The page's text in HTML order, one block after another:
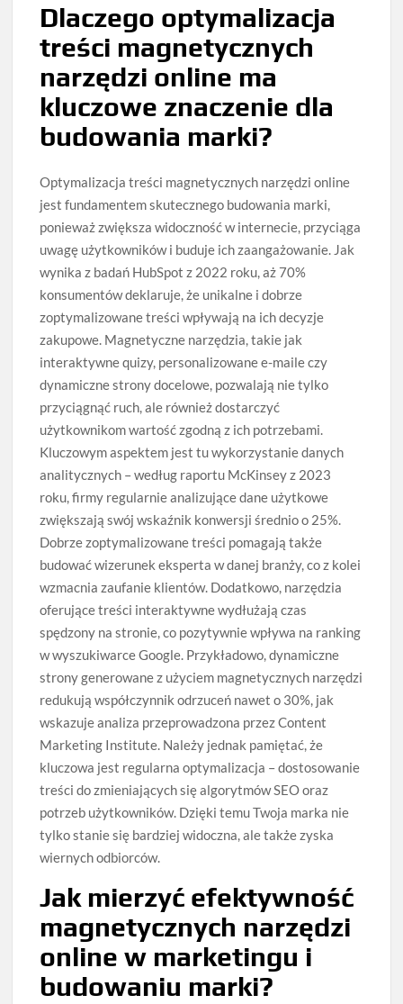
Dlaczego optymalizacja
treści magnetycznych
narzędzi online ma
kluczowe znaczenie dla
budowania marki?
Optymalizacja treści magnetycznych narzędzi online
jest fundamentem skutecznego budowania marki,
ponieważ zwiększa widoczność w internecie, przyciąga
uwagę użytkowników i buduje ich zaangażowanie. Jak
wynika z badań HubSpot z 2022 roku, aż 70%
konsumentów deklaruje, że unikalne i dobrze
zoptymalizowane treści wpływają na ich decyzje
zakupowe. Magnetyczne narzędzia, takie jak
interaktywne quizy, personalizowane e-maile czy
dynamiczne strony docelowe, pozwalają nie tylko
przyciągnąć ruch, ale również dostarczyć
użytkownikom wartość zgodną z ich potrzebami.
Kluczowym aspektem jest tu wykorzystanie danych
analitycznych – według raportu McKinsey z 2023
roku, firmy regularnie analizujące dane użytkowe
zwiększają swój wskaźnik konwersji średnio o 25%.
Dobrze zoptymalizowane treści pomagają także
budować wizerunek eksperta w danej branży, co z kolei
wzmacnia zaufanie klientów. Dodatkowo, narzędzia
oferujące treści interaktywne wydłużają czas
spędzony na stronie, co pozytywnie wpływa na ranking
w wyszukiwarce Google. Przykładowo, dynamiczne
strony generowane z użyciem magnetycznych narzędzi
redukują współczynnik odrzuceń nawet o 30%, jak
wskazuje analiza przeprowadzona przez Content
Marketing Institute. Należy jednak pamiętać, że
kluczowa jest regularna optymalizacja – dostosowanie
treści do zmieniających się algorytmów SEO oraz
potrzeb użytkowników. Dzięki temu Twoja marka nie
tylko stanie się bardziej widoczna, ale także zyska
wiernych odbiorców.
Jak mierzyć efektywność
magnetycznych narzędzi
online w marketingu i
budowaniu marki?